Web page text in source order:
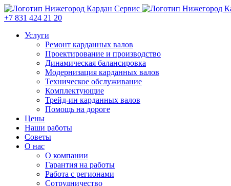
+7 831 424 21 20
Услуги
Ремонт карданных валов
Проектирование и производство
Динамическая балансировка
Модернизация карданных валов
Техническое обслуживание
Комплектующие
Трейд-ин карданных валов
Помощь на дороге
Цены
Наши работы
Советы
О нас
О компании
Гарантия на работы
Работа с регионами
Сотрудничество